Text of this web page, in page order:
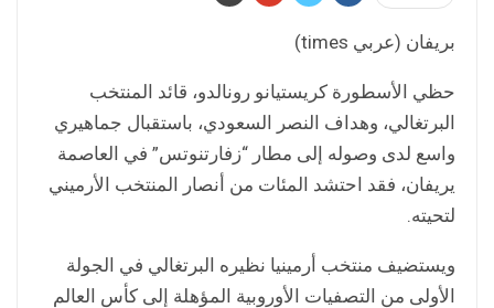
بريفان (عربي times)
حظي الأسطورة كريستيانو رونالدو، قائد المنتخب
البرتغالي، وهداف النصر السعودي، باستقبال جماهيري
واسع لدى وصوله إلى مطار “زفارتنوتس” في العاصمة
يريفان، فقد احتشد المئات من أنصار المنتخب الأرميني
لتحيته.
ويستضيف منتخب أرمينيا نظيره البرتغالي في الجولة
الأولى من التصفيات الأوروبية المؤهلة إلى كأس العالم